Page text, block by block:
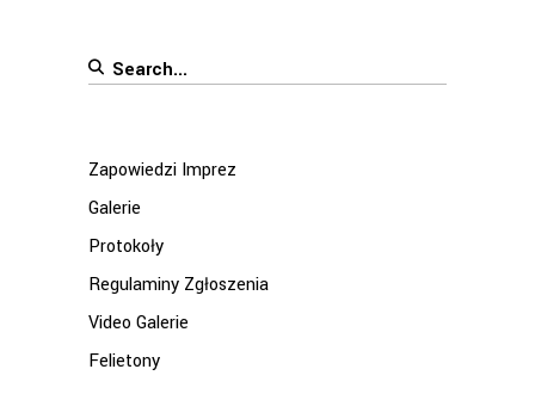
Search
Zapowiedzi Imprez
Galerie
Protokoły
Regulaminy Zgłoszenia
Video Galerie
Felietony